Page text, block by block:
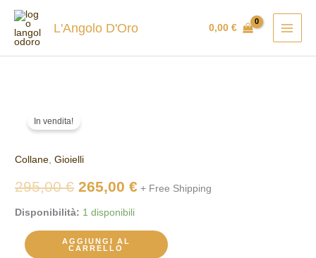
contenuto
L'Angolo D'Oro 0,00€
In vendita!
Collane ,Gioielli
295,00€
originale
era:
295,00 €.
265,00€è:
+ Free Shipping
Disponibilità: 1 disponibili
TUUM
quantità
AGGIUNGI AL
CARRELLO